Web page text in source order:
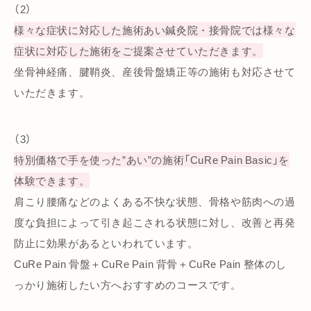
（2）
様々な症状に対応した施術あい鍼灸院・接骨院では様々な
症状に対応した施術をご提案させていただきます。
坐骨神経痛、腱鞘炎、産後骨盤矯正等の施術も対応させて
いただきます。
（3）
特別価格で手を使った”あい”の施術「CuRe Pain Basic」を
体験できます。
肩こり腰痛などのよくある不快な状態、骨格や筋肉への過
度な負担によって引き起こされる状態に対し、改善と再発
防止に効果があるといわれています。
CuRe Pain 骨盤＋CuRe Pain 背骨＋CuRe Pain 整体のし
っかり施術したい方へおすすめのコースです。